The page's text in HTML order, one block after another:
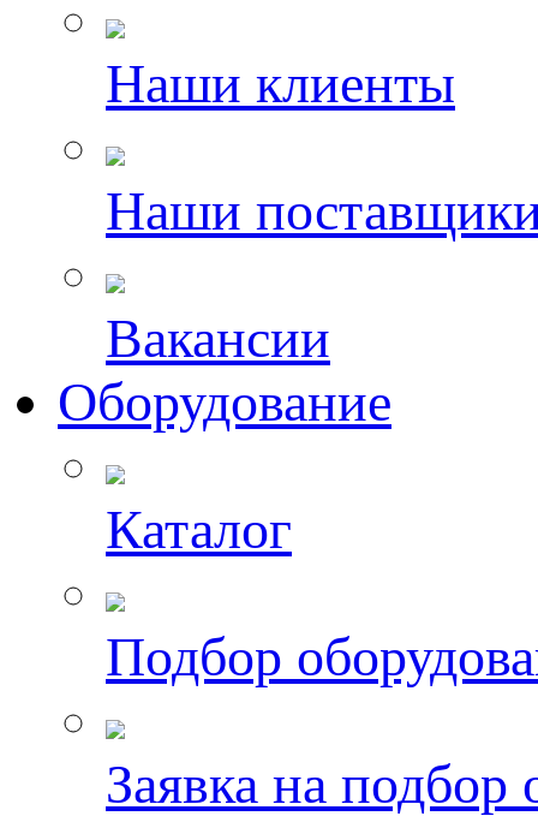
Наши клиенты
Наши
Вакансии
Оборудование
Каталог
Подбор
Заявка на подбор